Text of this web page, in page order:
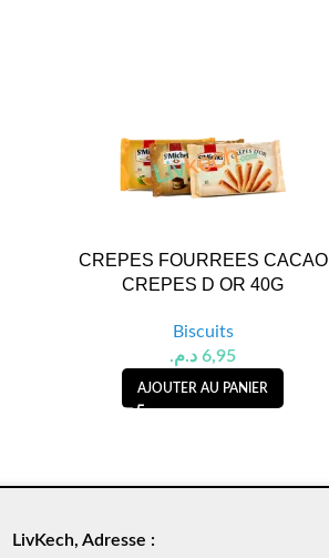
CREPES FOURREES CACAO
CREPES D OR 40G
Biscuits
6,95 د.م.
AJOUTER AU PANIER
LivKech, Adresse :